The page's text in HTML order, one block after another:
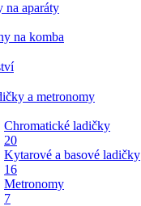
na aparáty
na komba
a metronomy
Chromatické ladičky
20
Kytarové a basové ladičky
16
Metronomy
7